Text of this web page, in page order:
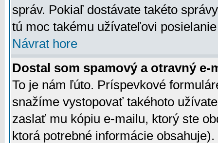
správ. Pokiaľ dostávate takéto
tú moc takému užívateľovi
Návrat hore
Dostal som spamový a otravný e-
To je nám ľúto. Príspevkové
snažíme vystopovať takéhoto
zaslať mu kópiu e-mailu, ktorý ste
ktorá potrebné informácie